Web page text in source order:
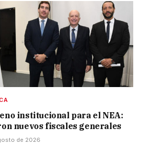
institucional para el NEA:
nuevos fiscales generales
de 2026